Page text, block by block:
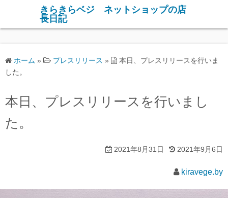
テ
ツ
へ
キ
プ
きらきらベジ ネットショップの店
長日記
ホーム » プレスリリース »
本日、プレスリリースを行いま
した。
本日、プレスリリースを行いまし
た。
2021年8月31日 2021年9月6日
kiravege.by